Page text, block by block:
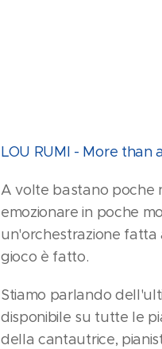
LOU RUMI - More than
A volte bastano poche
emozionare in poche
un'orchestrazione fatta
gioco è fatto.
Stiamo parlando
disponibile su tutte le
della cantautrice,